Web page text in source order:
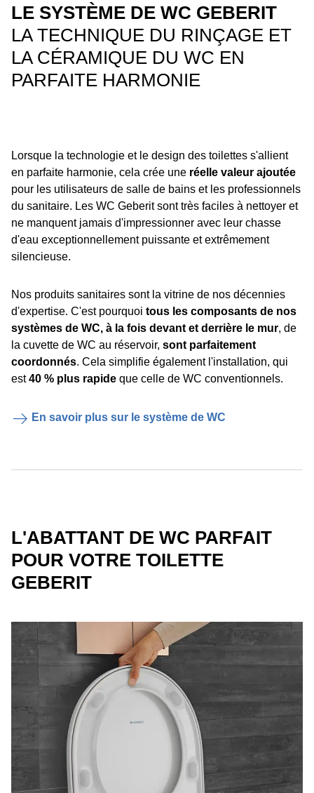
LE SYSTÈME DE WC GEBERIT
LA TECHNIQUE DU RINÇAGE ET
LA CÉRAMIQUE DU WC EN
PARFAITE HARMONIE
Lorsque la technologie et le design des toilettes s'allient
en parfaite harmonie, cela crée une réelle valeur ajoutée
pour les utilisateurs de salle de bains et les professionnels
du sanitaire. Les WC Geberit sont très faciles à nettoyer et
ne manquent jamais d'impressionner avec leur chasse
d'eau exceptionnellement puissante et extrêmement
silencieuse.
Nos produits sanitaires sont la vitrine de nos décennies
d'expertise. C'est pourquoi tous les composants de nos
systèmes de WC, à la fois devant et derrière le mur, de
la cuvette de WC au réservoir, sont parfaitement
coordonnés. Cela simplifie également l'installation, qui
est40 % plus rapide que celle de WC conventionnels.
En savoir plus sur le système de WC
L'ABATTANT DE WC PARFAIT
POUR VOTRE TOILETTE
GEBERIT